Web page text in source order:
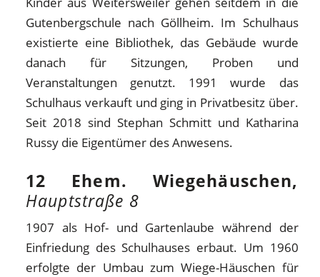
Gutenbergschule nach Göllheim. Im Schulhaus
existierte eine Bibliothek, das Gebäude wurde
danach für Sitzungen, Proben und
Veranstaltungen genutzt. 1991 wurde das
Schulhaus verkauft und ging in Privatbesitz über.
Seit 2018 sind Stephan Schmitt und Katharina
Russy die Eigentümer des Anwesens.
12 Ehem. Wiegehäuschen,
Hauptstraße 8
1907 als Hof- und Gartenlaube während der
Einfriedung des Schulhauses erbaut. Um 1960
erfolgte der Umbau zum Wiege-Häuschen für